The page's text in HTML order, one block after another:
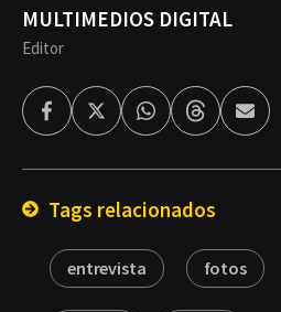
MULTIMEDIOS DIGITAL
Editor
FacebookTwitterWhatsappThreadsEnviar
por
Tags relacionados
entrevista fotos